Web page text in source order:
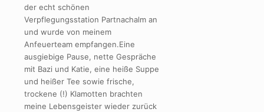
der echt schönen
Verpflegungsstation Partnachalm an
und wurde von meinem
Anfeuerteam empfangen.Eine
ausgiebige Pause, nette Gespräche
mit Bazi und Katie, eine heiße Suppe
und heißer Tee sowie frische,
trockene (!) Klamotten brachten
meine Lebensgeister wieder zurück